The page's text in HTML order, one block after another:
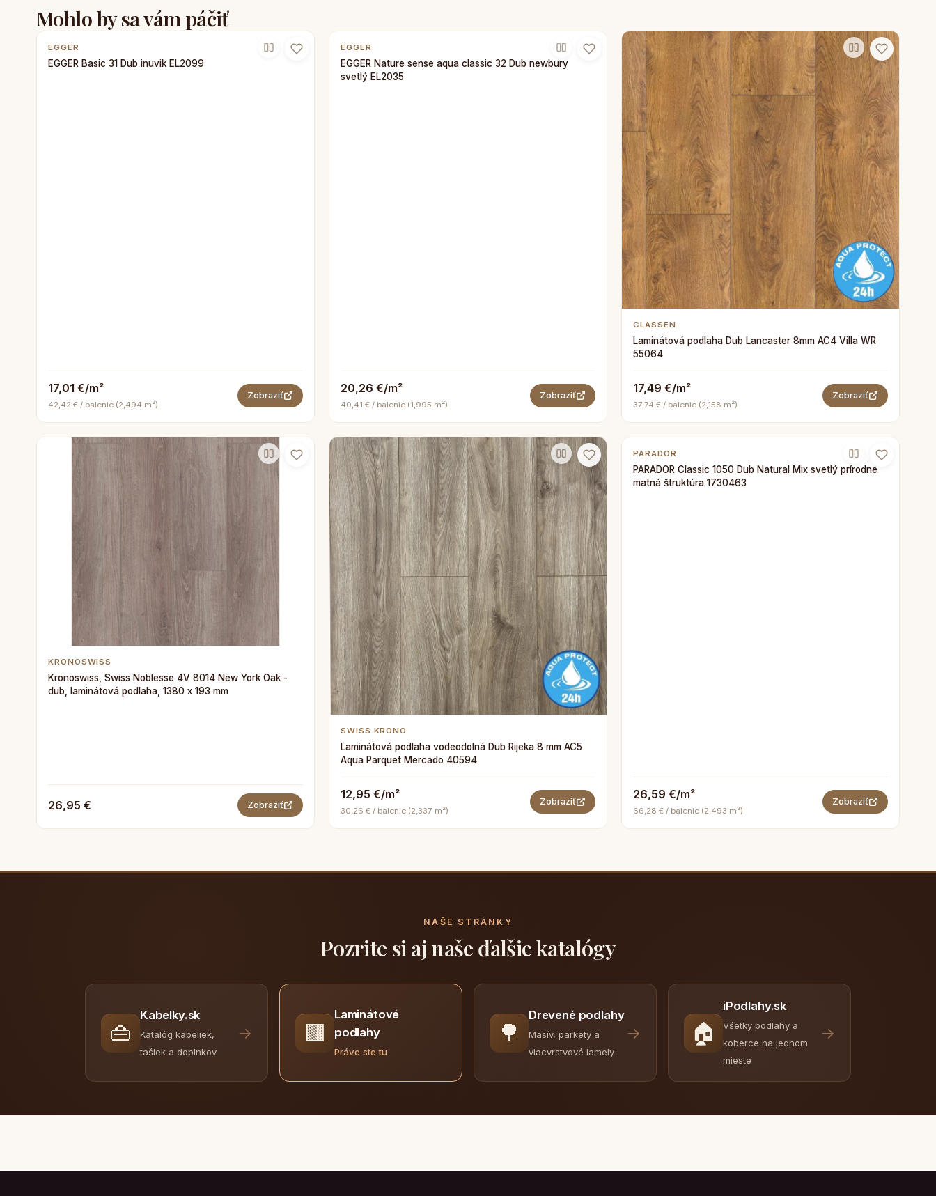
Mohlo by sa vám páčiť
EGGER
EGGER Basic 31 Dub inuvik EL2099
17,01 €/m²
42,42 € / balenie (2,494 m²)
Zobraziť
EGGER
EGGER Nature sense aqua classic 32 Dub newbury
svetlý EL2035
20,26 €/m²
40,41 € / balenie (1,995 m²)
Zobraziť
CLASSEN
Laminátová podlaha Dub Lancaster 8mm AC4 Villa WR
55064
17,49 €/m²
37,74 € / balenie (2,158 m²)
Zobraziť
KRONOSWISS
Kronoswiss, Swiss Noblesse 4V 8014 New York Oak -
dub, laminátová podlaha, 1380 x 193 mm
26,95 € Zobraziť
SWISS KRONO
Laminátová podlaha vodeodolná Dub Rijeka 8 mm AC5
Aqua Parquet Mercado 40594
12,95 €/m²
30,26 € / balenie (2,337 m²)
Zobraziť
PARADOR
PARADOR Classic 1050 Dub Natural Mix svetlý prírodne
matná štruktúra 1730463
26,59 €/m²
66,28 € / balenie (2,493 m²)
Zobraziť
NAŠE STRÁNKY
Pozrite si aj naše ďalšie katalógy
👜
Kabelky.sk
Katalóg kabeliek,
tašiek a doplnkov
→ 🟫
Laminátové
podlahy
Práve ste tu
🌳
Drevené podlahy
Masív, parkety a
viacvrstvové lamely
→ 🏠
iPodlahy.sk
Všetky podlahy a
koberce na jednom
mieste
→